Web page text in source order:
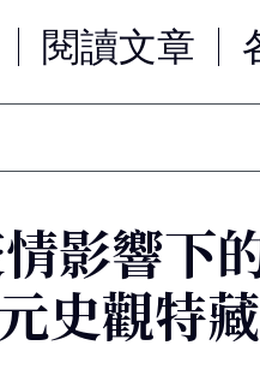
閱讀文章
影響下
史觀特